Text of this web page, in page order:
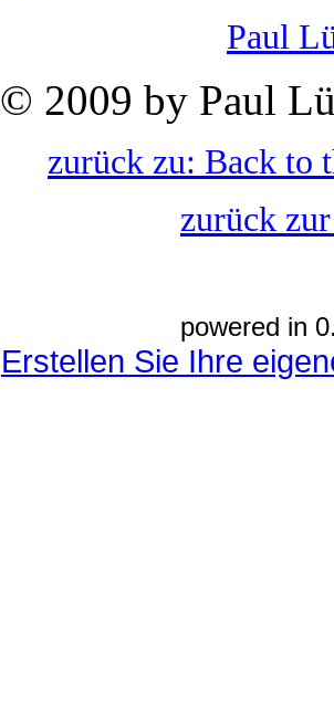
Paul
© 2009 by Paul
zurück zu: Back to
zurück
powered in
Erstellen Sie Ihre